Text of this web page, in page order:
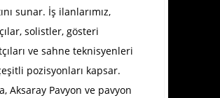
sunar. İş ilanlarımız,
solistler, gösteri
ve sahne teknisyenleri
pozisyonları kapsar.
Aksaray Pavyon ve pavyon